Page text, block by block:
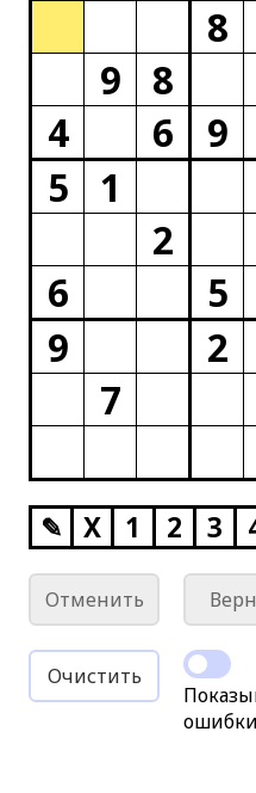
8
9
8
4
6 9
5
1
2
6
5
9
2
7
✎ X 1 2 3
Отменить
Очистить
ошибки